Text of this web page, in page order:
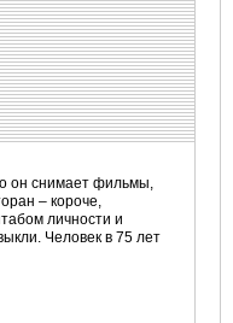
он снимает фильмы,
– короче,
личности и
Человек в 75 лет